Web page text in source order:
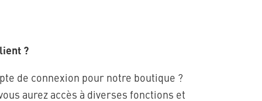
?
de connexion pour notre boutique ?
aurez accès à diverses fonctions et